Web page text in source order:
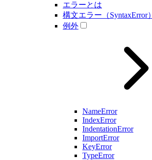
エラーとは
構文エラー（SyntaxError）
例外
NameError
IndexError
IndentationError
ImportError
KeyError
TypeError